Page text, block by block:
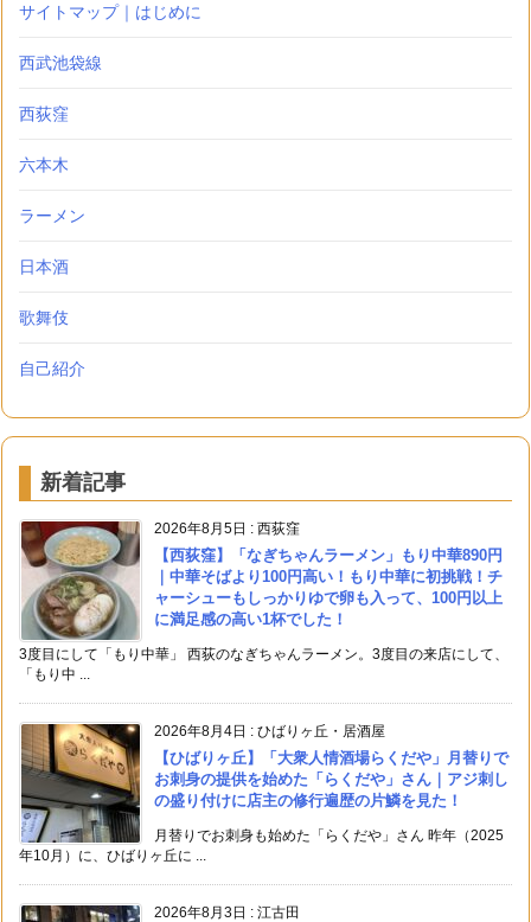
サイトマップ｜はじめに
西武池袋線
西荻窪
六本木
ラーメン
日本酒
歌舞伎
自己紹介
新着記事
2026年8月5日 : 西荻窪
【西荻窪】「なぎちゃんラーメン」もり中華890円
｜中華そばより100円高い！もり中華に初挑戦！チ
ャーシューもしっかりゆで卵も入って、100円以上
に満足感の高い1杯でした！
3度目にして「もり中華」 西荻のなぎちゃんラーメン。3度目の来店にして、
「もり中 ...
2026年8月4日 : ひばりヶ丘・居酒屋
【ひばりヶ丘】「大衆人情酒場らくだや」月替りで
お刺身の提供を始めた「らくだや」さん｜アジ刺し
の盛り付けに店主の修行遍歴の片鱗を見た！
月替りでお刺身も始めた「らくだや」さん 昨年（2025
年10月）に、ひばりヶ丘に ...
2026年8月3日 : 江古田